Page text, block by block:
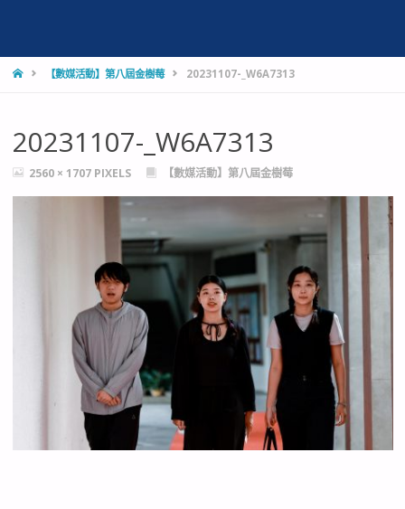
HOME【數媒活動】第八屆金樹莓 20231107-_W6A7313
20231107-_W6A7313
FULL2560 × 1707 PIXELS 【數媒活動】第八屆金樹莓